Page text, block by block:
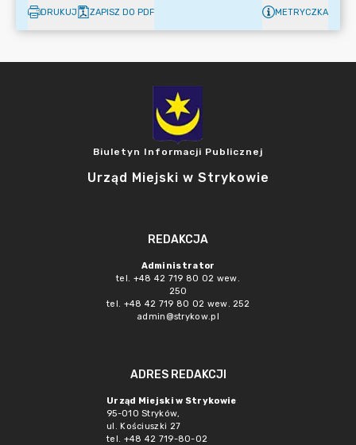
DRUKUJ ZAPISZ DO PDF METRYCZKA
Biuletyn Informacji Publicznej
Urząd Miejski w Strykowie
REDAKCJA
Administrator
tel. +48 42 719 80 02 wew.
250
tel. +48 42 719 80 02 wew. 252
admin@strykow.pl
ADRES REDAKCJI
Urząd Miejski w Strykowie
95-010 Stryków,
ul. Kościuszki 27
tel. +48 42 719-80-02